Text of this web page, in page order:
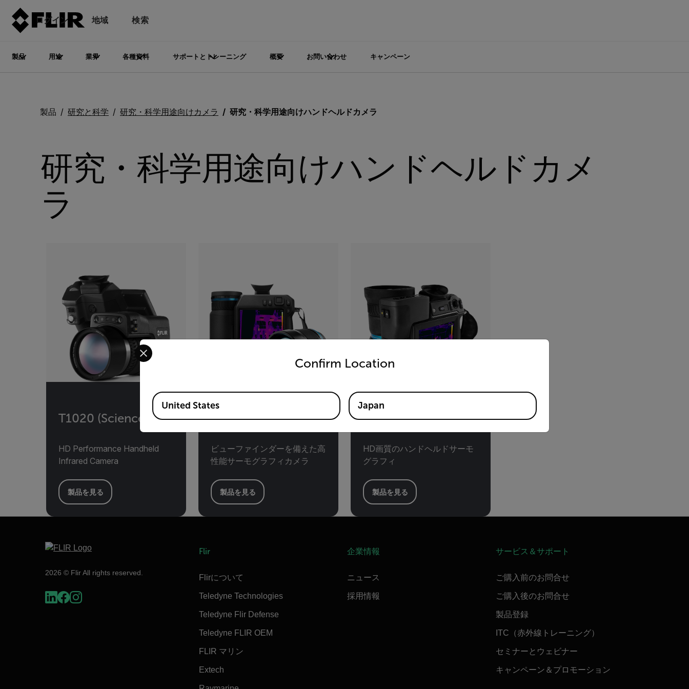
ログイン 地域 検索
製品 用途 業界 各種資料 サポートとトレーニング 概要 お問い合わせ キャンペーン
製品 研究と科学 研究・科学用途向けカメラ 研究・科学用途向けハンドヘルドカメラ
研究・科学用途向けハンドヘルドカメ
ラ
T1020 (Science)
HD Performance Handheld
Infrared Camera
製品を見る
T840
ビューファインダーを備えた高
性能サーモグラフィカメラ
製品を見る
T1050sc
HD画質のハンドヘルドサーモ
グラフィ
製品を見る
2026 © Flir All rights reserved.
Flir
Flirについて
Teledyne Technologies
Teledyne Flir Defense
Teledyne FLIR OEM
FLIR マリン
Extech
企業情報
ニュース
採用情報
サービス＆サポート
ご購入前のお問合せ
ご購入後のお問合せ
製品登録
ITC（赤外線トレーニング）
セミナーとウェビナー
キャンペーン＆プロモーション
Confirm Location
Select your preferred country and language from the options below to access the appropriate version of our website.
Available Locations
United States Japan